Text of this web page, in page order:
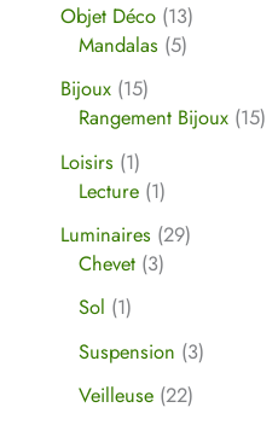
Objet Déco 13
Mandalas 5
Bijoux 15
Rangement Bijoux 15
Loisirs 1
Lecture 1
Luminaires 29
Chevet 3
Sol 1
Suspension 3
Veilleuse 22